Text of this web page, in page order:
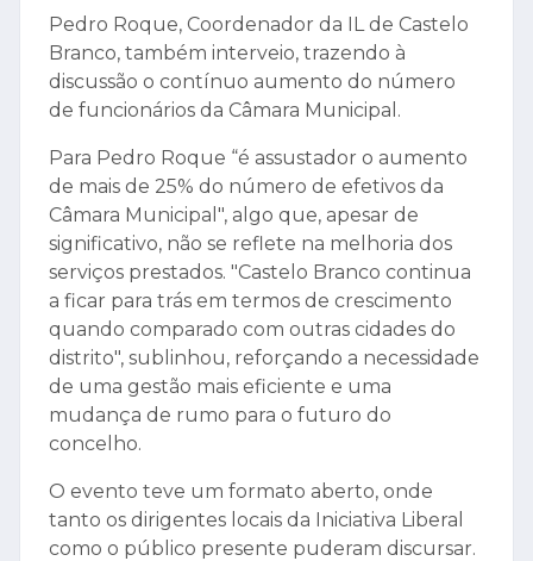
Pedro Roque, Coordenador da IL de Castelo
Branco, também interveio, trazendo à
discussão o contínuo aumento do número
de funcionários da Câmara Municipal.
Para Pedro Roque “é assustador o aumento
de mais de 25% do número de efetivos da
Câmara Municipal", algo que, apesar de
significativo, não se reflete na melhoria dos
serviços prestados. "Castelo Branco continua
a ficar para trás em termos de crescimento
quando comparado com outras cidades do
distrito", sublinhou, reforçando a necessidade
de uma gestão mais eficiente e uma
mudança de rumo para o futuro do
concelho.
O evento teve um formato aberto, onde
tanto os dirigentes locais da Iniciativa Liberal
como o público presente puderam discursar.